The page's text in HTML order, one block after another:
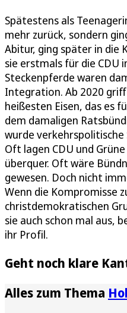
Spätestens als
mehr zurück, sondern
Abitur, ging später in die
sie erstmals für die CDU
Steckenpferde waren
Integration. Ab 2020
heißesten Eisen, das es
dem damaligen
wurde
Oft lagen CDU und
überquer. Oft wäre
gewesen. Doch nicht
Wenn die Kompromisse
christdemokratischen
sie auch schon mal aus,
ihr Profil.
Geht noch klare
Alles zum Thema